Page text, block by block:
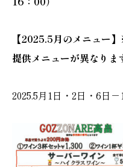
【2025.5月のメニュー
提供メニューが異なりま
2025.5月1日・2日・6日－